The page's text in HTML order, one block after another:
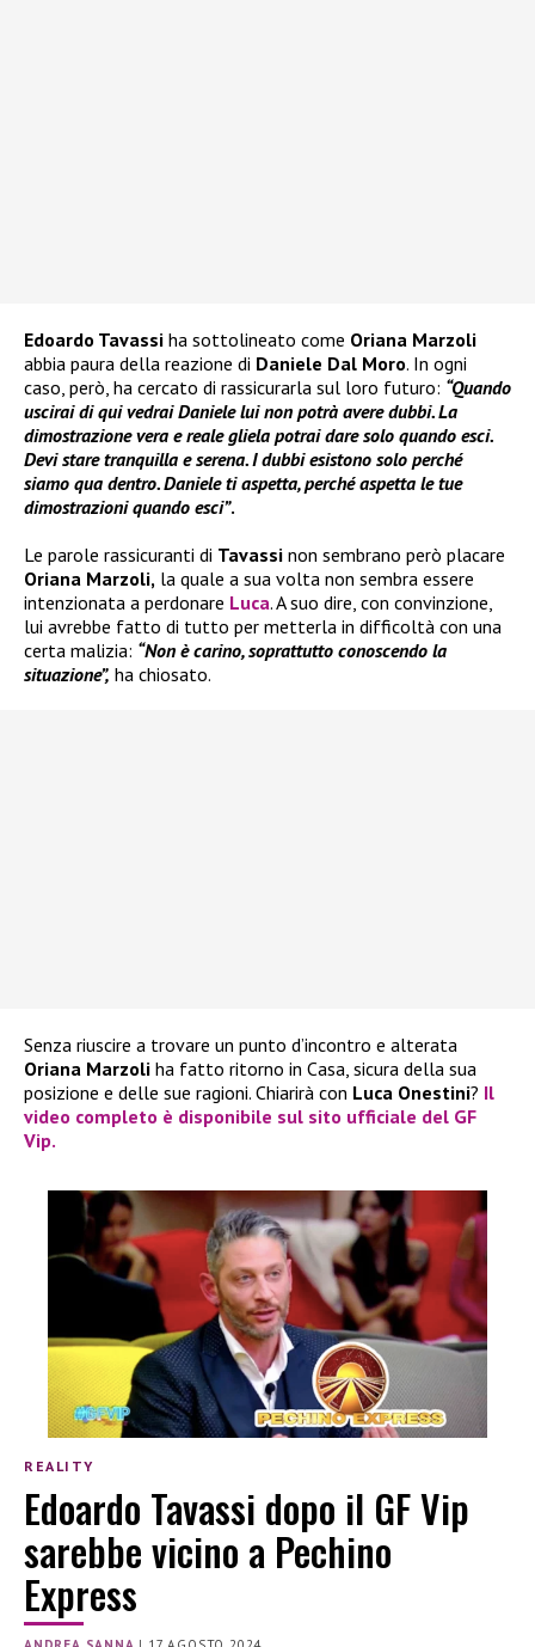
Edoardo Tavassi ha sottolineato come Oriana Marzoli
abbia paura della reazione di Daniele Dal Moro. In ogni
caso, però, ha cercato di rassicurarla sul loro futuro: “Quando
uscirai di qui vedrai Daniele lui non potrà avere dubbi. La
dimostrazione vera e reale gliela potrai dare solo quando esci.
Devi stare tranquilla e serena. I dubbi esistono solo perché
siamo qua dentro. Daniele ti aspetta, perché aspetta le tue
dimostrazioni quando esci”.
Le parole rassicuranti di Tavassi non sembrano però placare
Oriana Marzoli, la quale a sua volta non sembra essere
intenzionata a perdonare Luca. A suo dire, con convinzione,
lui avrebbe fatto di tutto per metterla in difficoltà con una
certa malizia: “Non è carino, soprattutto conoscendo la
situazione”, ha chiosato.
Senza riuscire a trovare un punto d’incontro e alterata
Oriana Marzoli ha fatto ritorno in Casa, sicura della sua
posizione e delle sue ragioni. Chiarirà con Luca Onestini? Il
video completo è disponibile sul sito ufficiale del GF
Vip.
REALITY
Edoardo Tavassi dopo il GF Vip
sarebbe vicino a Pechino
Express